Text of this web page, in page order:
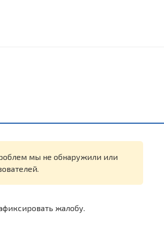
мы не обнаружили или
жалобу.